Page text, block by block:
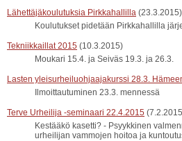
Lähettäjäkoulutuksia Pirkkahallilla (23.3.2015)
Koulutukset pidetään Pirkkahallilla
Tekniikkaillat 2015 (10.3.2015)
Moukari 15.4. ja Seiväs 19.3. ja 26.3.
Lasten yleisurheiluohjaajakurssi 28.3.
Ilmoittautuminen 23.3. mennessä
Terve Urheilija -seminaari 22.4.2015
Kestääkö kasetti? - Psyykkinen
urheilijan vammojen hoitoa ja